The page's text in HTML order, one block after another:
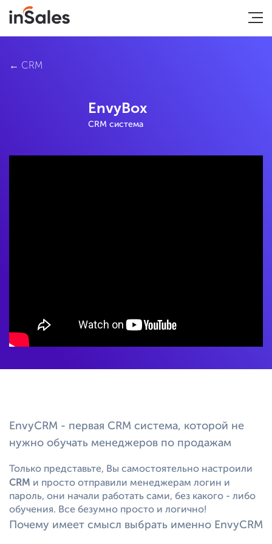
CRM
EnvyBox
CRM система
EnvyCRM - первая CRM система, которой не
нужно обучать менеджеров по продажам
Только представьте, Вы самостоятельно настроили
CRM и просто отправили менеджерам логин и
пароль, они начали работать сами, без какого - либо
обучения. Все безумно просто и логично!
Почему имеет смысл выбрать именно EnvyCRM